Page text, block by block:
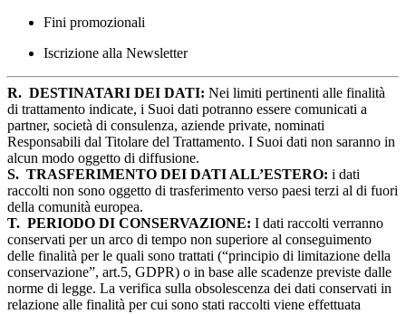
Fini promozionali
Iscrizione alla Newsletter
R. DESTINATARI DEI DATI: Nei limiti pertinenti alle finalità
di trattamento indicate, i Suoi dati potranno essere comunicati a
partner, società di consulenza, aziende private, nominati
Responsabili dal Titolare del Trattamento. I Suoi dati non saranno in
alcun modo oggetto di diffusione.
S. TRASFERIMENTO DEI DATI ALL’ESTERO: i dati
raccolti non sono oggetto di trasferimento verso paesi terzi al di fuori
della comunità europea.
T. PERIODO DI CONSERVAZIONE: I dati raccolti verranno
conservati per un arco di tempo non superiore al conseguimento
delle finalità per le quali sono trattati (“principio di limitazione della
conservazione”, art.5, GDPR) o in base alle scadenze previste dalle
norme di legge. La verifica sulla obsolescenza dei dati conservati in
relazione alle finalità per cui sono stati raccolti viene effettuata